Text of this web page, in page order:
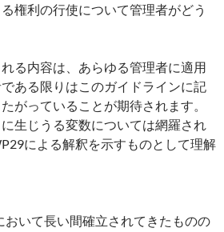
権利の行使について管理者がどう
る内容は、あらゆる管理者に適用
ある限りはこのガイドラインに記
がっていることが期待されます。
生じうる変数については網羅され
による解釈を示すものとして理解
おいて長い間確立されてきたものの